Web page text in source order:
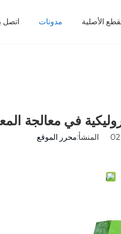
اتصل مدونات الأصلية
في معالجة
محرر الموقع